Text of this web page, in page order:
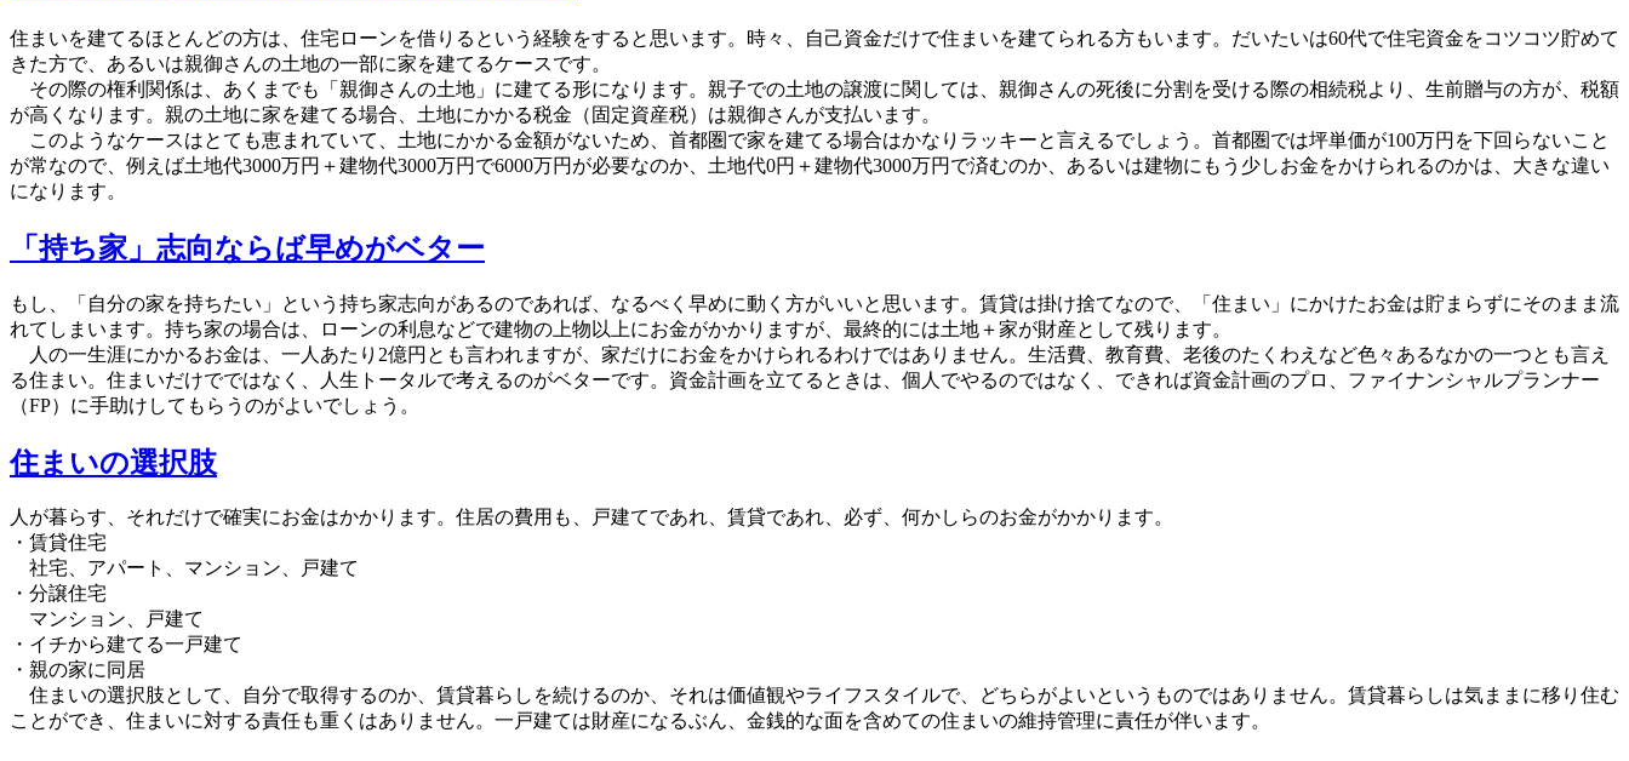
住まいを建てるほとんどの方は、住宅ローンを借りるという経験をすると思います。時々、自己資金だけで住まいを建てられる方もいます。だいたいは60代で住宅資金をコツコツ貯めて
きた方で、あるいは親御さんの土地の一部に家を建てるケースです。
その際の権利関係は、あくまでも「親御さんの土地」に建てる形になります。親子での土地の譲渡に関しては、親御さんの死後に分割を受ける際の相続税より、生前贈与の方が、税額
が高くなります。親の土地に家を建てる場合、土地にかかる税金（固定資産税）は親御さんが支払います。
このようなケースはとても恵まれていて、土地にかかる金額がないため、首都圏で家を建てる場合はかなりラッキーと言えるでしょう。首都圏では坪単価が100万円を下回らないこと
が常なので、例えば土地代3000万円＋建物代3000万円で6000万円が必要なのか、土地代0円＋建物代3000万円で済むのか、あるいは建物にもう少しお金をかけられるのかは、大きな違い
になります。
「持ち家」志向ならば早めがベター
もし、「自分の家を持ちたい」という持ち家志向があるのであれば、なるべく早めに動く方がいいと思います。賃貸は掛け捨てなので、「住まい」にかけたお金は貯まらずにそのまま流
れてしまいます。持ち家の場合は、ローンの利息などで建物の上物以上にお金がかかりますが、最終的には土地＋家が財産として残ります。
人の一生涯にかかるお金は、一人あたり2億円とも言われますが、家だけにお金をかけられるわけではありません。生活費、教育費、老後のたくわえなど色々あるなかの一つとも言え
る住まい。住まいだけでではなく、人生トータルで考えるのがベターです。資金計画を立てるときは、個人でやるのではなく、できれば資金計画のプロ、ファイナンシャルプランナー
（FP）に手助けしてもらうのがよいでしょう。
住まいの選択肢
人が暮らす、それだけで確実にお金はかかります。住居の費用も、戸建てであれ、賃貸であれ、必ず、何かしらのお金がかかります。
・賃貸住宅
社宅、アパート、マンション、戸建て
・分譲住宅
マンション、戸建て
・イチから建てる一戸建て
・親の家に同居
住まいの選択肢として、自分で取得するのか、賃貸暮らしを続けるのか、それは価値観やライフスタイルで、どちらがよいというものではありません。賃貸暮らしは気ままに移り住む
ことができ、住まいに対する責任も重くはありません。一戸建ては財産になるぶん、金銭的な面を含めての住まいの維持管理に責任が伴います。